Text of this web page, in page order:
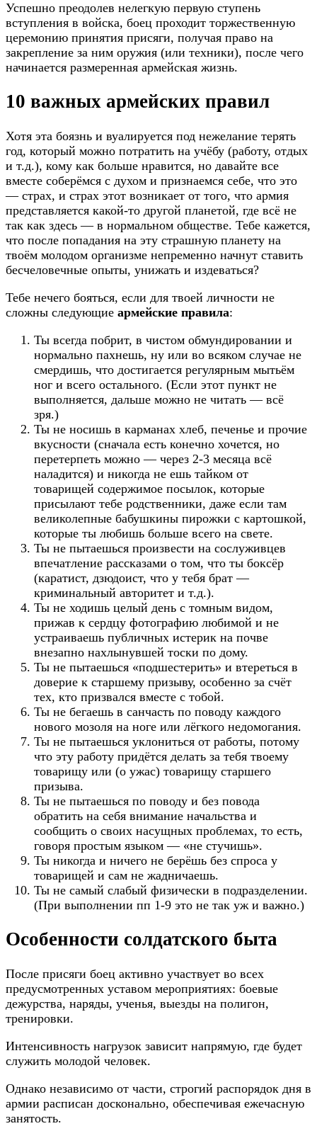
Успешно преодолев нелегкую первую ступень
вступления в войска, боец проходит торжественную
церемонию принятия присяги, получая право на
закрепление за ним оружия (или техники), после чего
начинается размеренная армейская жизнь.
10 важных армейских правил
Хотя эта боязнь и вуалируется под нежелание терять
год, который можно потратить на учёбу (работу, отдых
и т.д.), кому как больше нравится, но давайте все
вместе соберёмся с духом и признаемся себе, что это
— страх, и страх этот возникает от того, что армия
представляется какой-то другой планетой, где всё не
так как здесь — в нормальном обществе. Тебе кажется,
что после попадания на эту страшную планету на
твоём молодом организме непременно начнут ставить
бесчеловечные опыты, унижать и издеваться?
Тебе нечего бояться, если для твоей личности не
сложны следующие армейские правила:
Ты всегда побрит, в чистом обмундировании и
нормально пахнешь, ну или во всяком случае не
смердишь, что достигается регулярным мытьём
ног и всего остального. (Если этот пункт не
выполняется, дальше можно не читать — всё
зря.)
Ты не носишь в карманах хлеб, печенье и прочие
вкусности (сначала есть конечно хочется, но
перетерпеть можно — через 2-3 месяца всё
наладится) и никогда не ешь тайком от
товарищей содержимое посылок, которые
присылают тебе родственники, даже если там
великолепные бабушкины пирожки с картошкой,
которые ты любишь больше всего на свете.
Ты не пытаешься произвести на сослуживцев
впечатление рассказами о том, что ты боксёр
(каратист, дзюдоист, что у тебя брат —
криминальный авторитет и т.д.).
Ты не ходишь целый день с томным видом,
прижав к сердцу фотографию любимой и не
устраиваешь публичных истерик на почве
внезапно нахлынувшей тоски по дому.
Ты не пытаешься «подшестерить» и втереться в
доверие к старшему призыву, особенно за счёт
тех, кто призвался вместе с тобой.
Ты не бегаешь в санчасть по поводу каждого
нового мозоля на ноге или лёгкого недомогания.
Ты не пытаешься уклониться от работы, потому
что эту работу придётся делать за тебя твоему
товарищу или (о ужас) товарищу старшего
призыва.
Ты не пытаешься по поводу и без повода
обратить на себя внимание начальства и
сообщить о своих насущных проблемах, то есть,
говоря простым языком — «не стучишь».
Ты никогда и ничего не берёшь без спроса у
товарищей и сам не жадничаешь.
Ты не самый слабый физически в подразделении.
(При выполнении пп 1-9 это не так уж и важно.)
Особенности солдатского быта
После присяги боец активно участвует во всех
предусмотренных уставом мероприятиях: боевые
дежурства, наряды, ученья, выезды на полигон,
тренировки.
Интенсивность нагрузок зависит напрямую, где будет
служить молодой человек.
Однако независимо от части, строгий распорядок дня в
армии расписан досконально, обеспечивая ежечасную
занятость.